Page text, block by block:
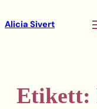
till
Alicia Sivert
Etikett: